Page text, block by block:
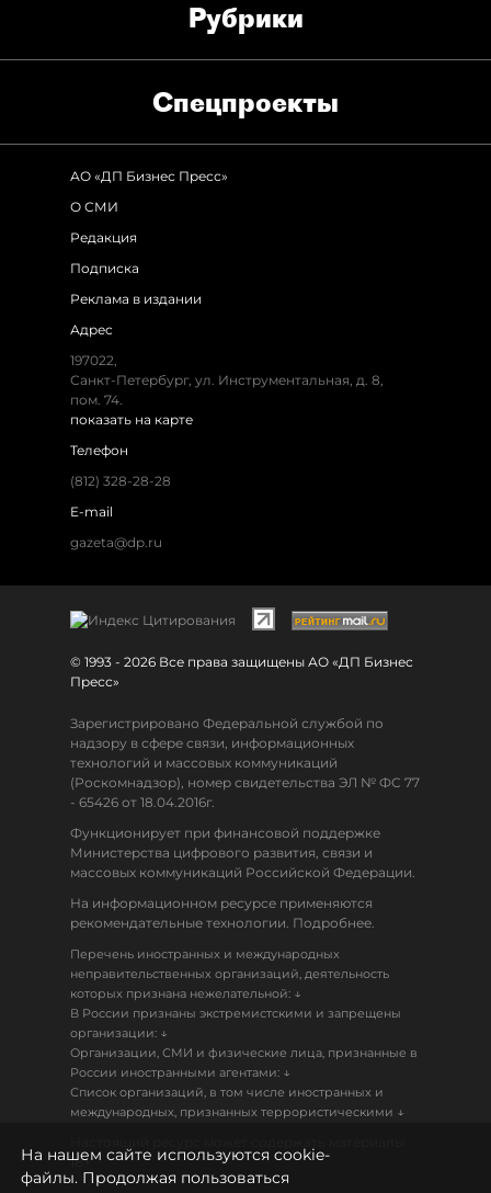
Рубрики
Спец­проекты
АО «ДП Бизнес Пресс»
О СМИ
Редакция
Подписка
Реклама в издании
Адрес
197022,
Санкт-Петербург, ул. Инструментальная, д. 8,
пом. 74.
показать на карте
Телефон
(812) 328-28-28
E-mail
gazeta@dp.ru
© 1993 - 2026 Все права защищены АО «ДП Бизнес
Пресс»
Зарегистрировано Федеральной службой по
надзору в сфере связи, информационных
технологий и массовых коммуникаций
(Роскомнадзор), номер свидетельства ЭЛ № ФС 77
- 65426 от 18.04.2016г.
Функционирует при финансовой поддержке
Министерства цифрового развития, связи и
массовых коммуникаций Российской Федерации.
На информационном ресурсе применяются
рекомендательные технологии. Подробнее.
Перечень иностранных и международных
неправительственных организаций, деятельность
которых признана нежелательной: ↓
В России признаны экстремистскими и запрещены
организации: ↓
Организации, СМИ и физические лица, признанные в
России иностранными агентами: ↓
Список организаций, в том числе иностранных и
международных, признанных террористическими ↓
18+
На нашем сайте используются cookie-
файлы. Продолжая пользоваться